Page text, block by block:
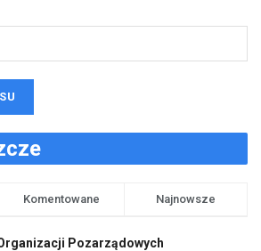
Komentowane Najnowsze
Pozarządowych